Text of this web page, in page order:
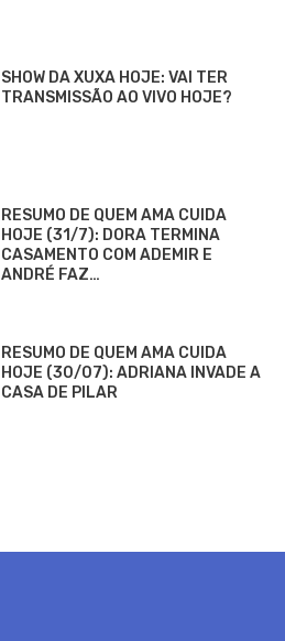
SHOW DA XUXA HOJE: VAI TER
TRANSMISSÃO AO VIVO HOJE?
RESUMO DE QUEM AMA CUIDA
HOJE (31/7): DORA TERMINA
CASAMENTO COM ADEMIR E
ANDRÉ FAZ…
RESUMO DE QUEM AMA CUIDA
HOJE (30/07): ADRIANA INVADE A
CASA DE PILAR